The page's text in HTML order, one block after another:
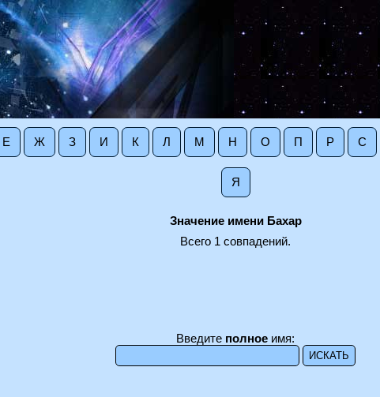
Е Ж З И К Л М Н О П Р С
Я
Значение имени Бахар
Всего 1 совпадений.
Введите полное имя: